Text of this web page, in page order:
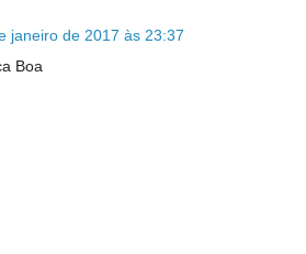
janeiro de 2017 às 23:37
Boa